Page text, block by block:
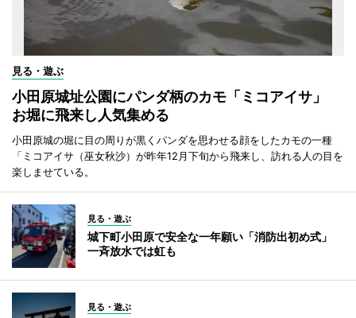
見る・遊ぶ
小田原城址公園にパンダ柄のカモ「ミコアイサ」
お堀に飛来し人気集める
小田原城の堀に目の周りが黒くパンダを思わせる顔をしたカモの一種
「ミコアイサ（巫女秋沙）が昨年12月下旬から飛来し、訪れる人の目を
楽しませている。
見る・遊ぶ
城下町小田原で安全な一年願い「消防出初め式」
一斉放水では虹も
見る・遊ぶ